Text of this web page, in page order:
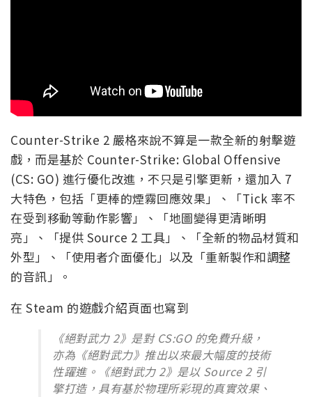
Counter-Strike 2 嚴格來說不算是一款全新的射擊遊
戲，而是基於 Counter-Strike: Global Offensive
(CS: GO) 進行優化改進，不只是引擎更新，還加入 7
大特色，包括「更棒的煙霧回應效果」、「Tick 率不
在受到移動等動作影響」、「地圖變得更清晰明
亮」、「提供 Source 2 工具」、「全新的物品材質和
外型」、「使用者介面優化」以及「重新製作和調整
的音訊」。
在 Steam 的遊戲介紹頁面也寫到
《絕對武力 2》是對 CS:GO 的免費升級，
亦為《絕對武力》推出以來最大幅度的技術
性躍進。《絕對武力 2》是以 Source 2 引
擎打造，具有基於物理所彩現的真實效果、